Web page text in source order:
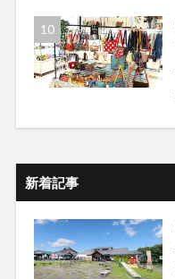
新着記事